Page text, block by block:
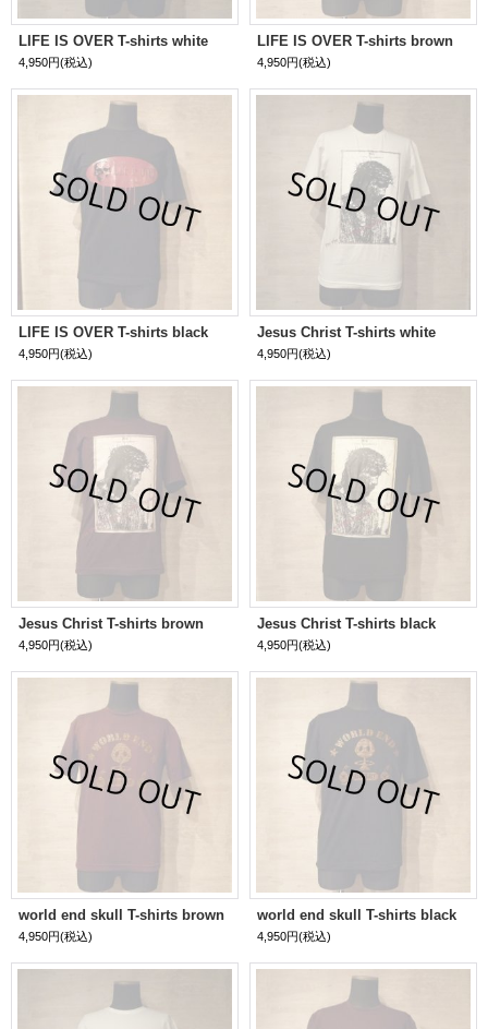
LIFE IS OVER T-shirts white
4,950円(税込)
LIFE IS OVER T-shirts brown
4,950円(税込)
LIFE IS OVER T-shirts black
4,950円(税込)
Jesus Christ T-shirts white
4,950円(税込)
Jesus Christ T-shirts brown
4,950円(税込)
Jesus Christ T-shirts black
4,950円(税込)
world end skull T-shirts brown
4,950円(税込)
world end skull T-shirts black
4,950円(税込)